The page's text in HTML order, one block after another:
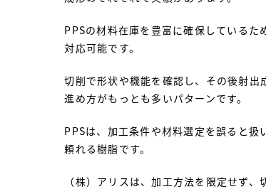
PPSの材料在庫を豊富に確保している
対応可能です。
切削で形状や機能を確認し、その後射
進め方がもっとも多いパターンです。
PPSは、加工条件や材料選定を誤ると
頼れる樹脂です。
（株）アリスは、加工方法を限定せず